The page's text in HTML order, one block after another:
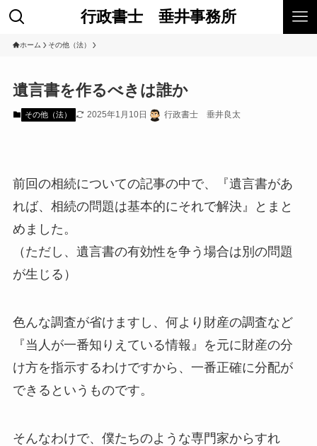
行政書士 垂井事務所
ホーム その他（法）
遺言書を作るべきは誰か
その他（法） 2025年1月10日 行政書士 垂井良太
前回の相続についての記事の中で、『遺言書があ
れば、相続の問題は基本的にそれで解決』とまと
めました。
（ただし、遺言書の有効性を争う場合は別の問題
が生じる）
色んな調査が省けますし、何より財産の調査など
『当人が一番知りえている情報』を元に財産の分
け方を指示するわけですから、一番正確に分配が
できるというものです。
そんなわけで、僕たちのような専門家からすれ